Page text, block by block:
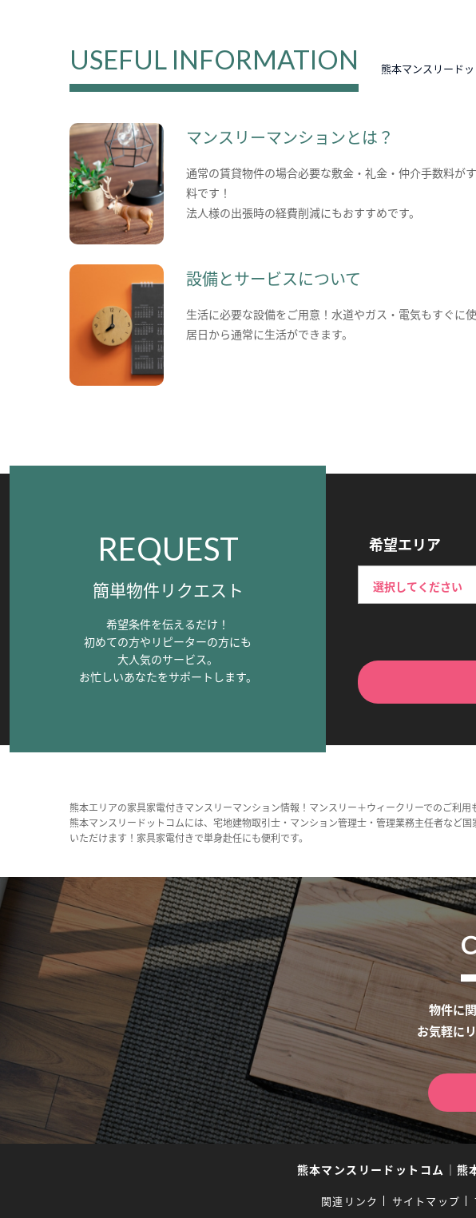
USEFUL INFORMATION 熊本マンスリード
マンスリーマンションとは？
通常の賃貸物件の場合必要な敷金・礼金・仲介手数料が
料です！
法人様の出張時の経費削減にもおすすめです。
設備とサービスについて
生活に必要な設備をご用意！水道やガス・電気もすぐに
居日から通常に生活ができます。
REQUEST
簡単物件リクエスト
希望条件を伝えるだけ！
初めての方やリピーターの方にも
大人気のサービス。
お忙しいあなたをサポートします。
希望エリア
熊本エリアの家具家電付きマンスリーマンション情報！マンスリー＋ウィークリーでのご利
熊本マンスリードットコムには、宅地建物取引士・マンション管理士・管理業務主任者など
いただけます！家具家電付きで単身赴任にも便利です。
物件に
お気軽に
熊本マンスリードットコム ｜ 熊
関連リンク サイトマップ